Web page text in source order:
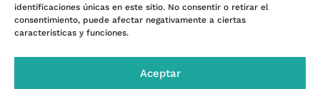
identificaciones únicas en este sitio. No consentir o retirar el
consentimiento, puede afectar negativamente a ciertas
características y funciones.
Aceptar
Programa kit Digital – Financiado por la Unión
Europea -Next GenerationEU- |Financiado por el
INAEM, Ministerio de Cultura y Deporte